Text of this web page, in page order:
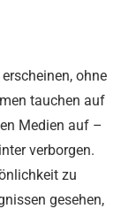
ohne
tauchen auf
Medien auf –
verborgen.
zu
gesehen,